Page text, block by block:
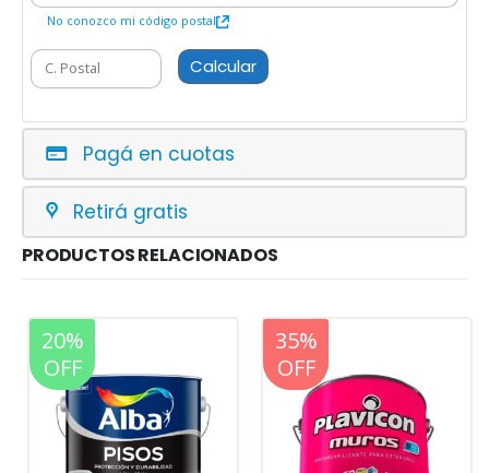
No conozco mi código postal
Calcular
Pagá en cuotas
Retirá gratis
PRODUCTOS RELACIONADOS
20%
OFF
20%
OFF
35%
OFF